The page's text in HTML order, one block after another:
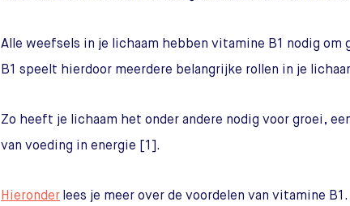
Alle weefsels in je lichaam hebben vitamine B1 nodig
B1 speelt hierdoor meerdere belangrijke rollen in je
Zo heeft je lichaam het onder andere nodig voor groei,
van voeding in energie [1].
Hieronder lees je meer over de voordelen van vitamine B1.